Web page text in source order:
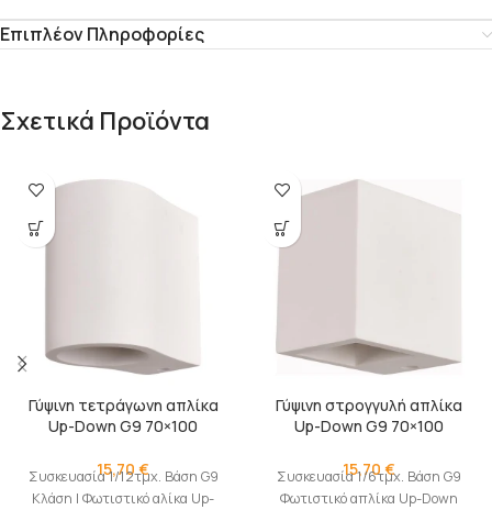
Επιπλέον Πληροφορίες
Σχετικά Προϊόντα
Γύψινη τετράγωνη απλίκα
Up-Down G9 70×100
15,70€
Συσκευασία 1/12τμχ. Βάση G9
Κλάση I Φωτιστικό αλίκα Up-
Γύψινη στρογγυλή απλίκα
Up-Down G9 70×100
15,70€
Συσκευασία 1/6τμχ. Βάση G9
Φωτιστικό απλίκα Up-Down